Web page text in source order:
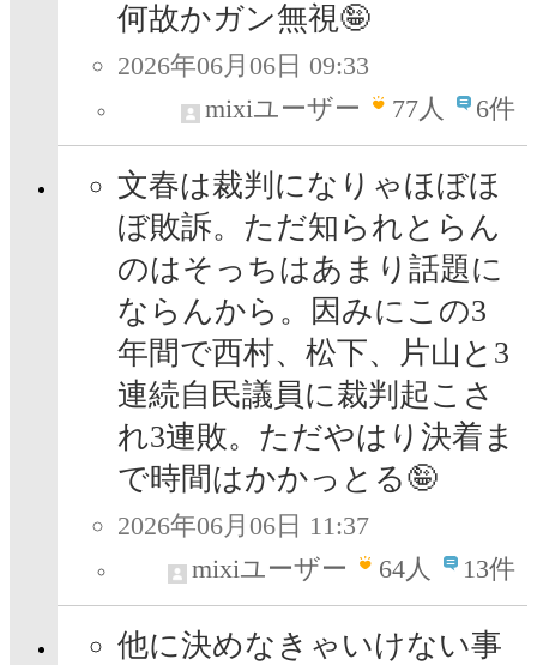
何故かガン無視🤪
2026年06月06日 09:33
mixiユーザー
77人 6件
文春は裁判になりゃほぼほ
ぼ敗訴。ただ知られとらん
のはそっちはあまり話題に
ならんから。因みにこの3
年間で西村、松下、片山と3
連続自民議員に裁判起こさ
れ3連敗。ただやはり決着ま
で時間はかかっとる🤪
2026年06月06日 11:37
mixiユーザー
64人 13件
他に決めなきゃいけない事